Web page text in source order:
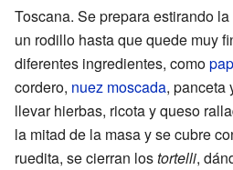
Toscana. Se prepara estirando
un rodillo hasta que quede muy
diferentes ingredientes, como
cordero, nuez moscada, panceta
llevar hierbas, ricota y queso
la mitad de la masa y se cubre
ruedita, se cierran lostortelli,